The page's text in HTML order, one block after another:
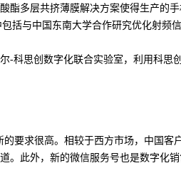
多层共挤薄膜解决方案使得生产的
括与中国东南大学合作研究优化射频信
科思创数字化联合实验室，利用科思
要求很高。相较于西方市场，中国客
此外，新的微信服务号也是数字化销